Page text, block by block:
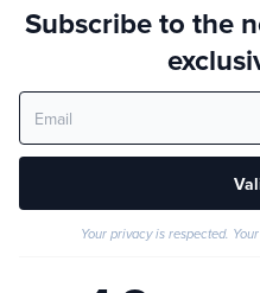
Subscribe to the
Your privacy is respected.